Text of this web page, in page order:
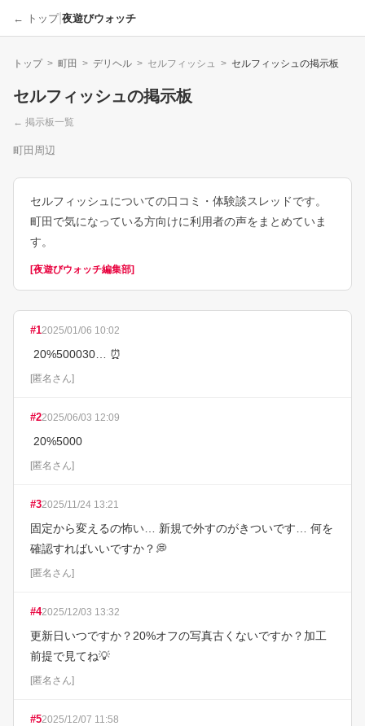
← トップ| 夜遊びウォッチ
トップ > 町田 > デリヘル > セルフィッシュ > セルフィッシュの掲示板
セルフィッシュの掲示板
← 掲示板一覧
町田周辺
セルフィッシュについての口コミ・体験談スレッドです。
町田で気になっている方向けに利用者の声をまとめていま
す。
[夜遊びウォッチ編集部]
#12025/01/06 10:02
20%500030… ⏰
[匿名さん]
#22025/06/03 12:09
20%5000
[匿名さん]
#32025/11/24 13:21
固定から変えるの怖い… 新規で外すのがきついです… 何を
確認すればいいですか？💭
[匿名さん]
#42025/12/03 13:32
更新日いつですか？20%オフの写真古くないですか？加工
前提で見てね💡
[匿名さん]
#52025/12/07 11:58